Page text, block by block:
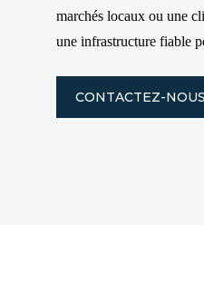
marchés locaux ou une
une infrastructure fiable
CONTACTEZ-NOUS